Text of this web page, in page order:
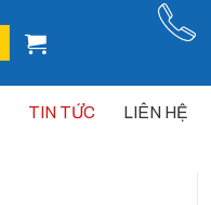
TIN TỨC LIÊN HỆ